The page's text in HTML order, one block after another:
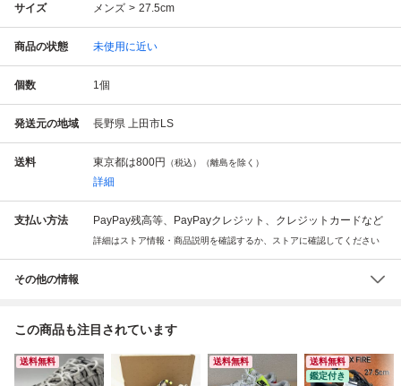
サイズ メンズ 27.5cm
商品の状態 未使用に近い
個数 1個
発送元の地域 長野県 上田市LS
送料 東京都は800円 （税込）（離島を除く）
詳細
支払い方法 PayPay残高等、PayPayクレジット、クレジットカードなど
詳細はストア情報・商品説明を確認するか、ストアに確認してください
その他の情報
この商品も注目されています
送料無料 送料無料
送料無料
鑑定付き